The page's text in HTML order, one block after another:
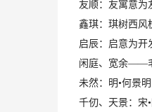
友顺：友寓意为
鑫琪：琪树西风
启辰：启意为开
闲庭、宽余——毛
未然：明•何景
千仞、天景：宋